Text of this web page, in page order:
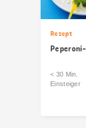
Rezept
< 30 Min.
Einsteiger